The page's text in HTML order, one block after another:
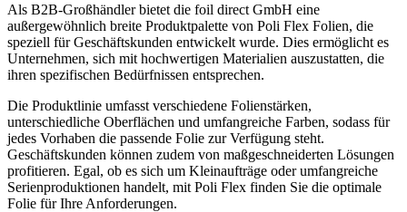
Als B2B-Großhändler bietet die foil direct GmbH eine
außergewöhnlich breite Produktpalette von Poli Flex Folien, die
speziell für Geschäftskunden entwickelt wurde. Dies ermöglicht es
Unternehmen, sich mit hochwertigen Materialien auszustatten, die
ihren spezifischen Bedürfnissen entsprechen.
Die Produktlinie umfasst verschiedene Folienstärken,
unterschiedliche Oberflächen und umfangreiche Farben, sodass für
jedes Vorhaben die passende Folie zur Verfügung steht.
Geschäftskunden können zudem von maßgeschneiderten Lösungen
profitieren. Egal, ob es sich um Kleinaufträge oder umfangreiche
Serienproduktionen handelt, mit Poli Flex finden Sie die optimale
Folie für Ihre Anforderungen.